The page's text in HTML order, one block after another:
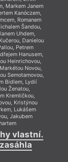
Markem Janem
Kanóczem,
Romanem
Šandou,
Uhdem,
Danielou
Petrem
Hanusem,
Heinrichovou,
Novou,
Semotamovou,
Bidlem, Lydií
Ženatou,
Kremličkou,
Kristýnou
Lukášem
Jakubem
vlastní.